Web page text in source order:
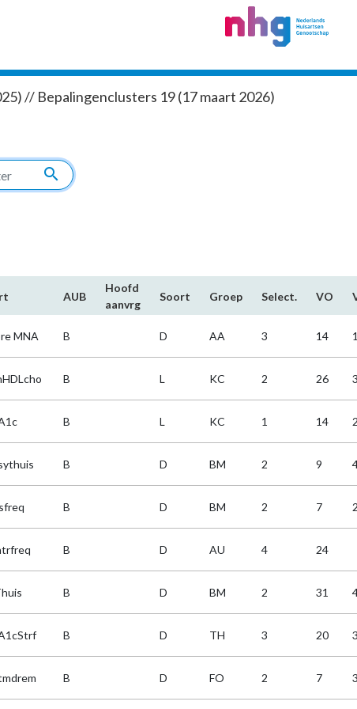
// Bepalingenclusters 19 (17 maart 2026)
search
AUB
Hoofd​
aanvrg
Soort Groep Select. VO
MNA B D AA 3 14
B L KC 2 26
B L KC 1 14
B D BM 2 9
B D BM 2 7
B D AU 4 24
B D BM 2 31
B D TH 3 20
B D FO 2 7